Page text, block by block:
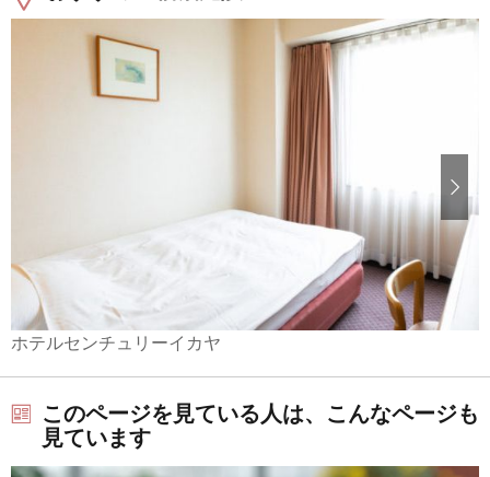
ホテルセンチュリーイカヤ
このページを見ている人は、こんなページも
見ています